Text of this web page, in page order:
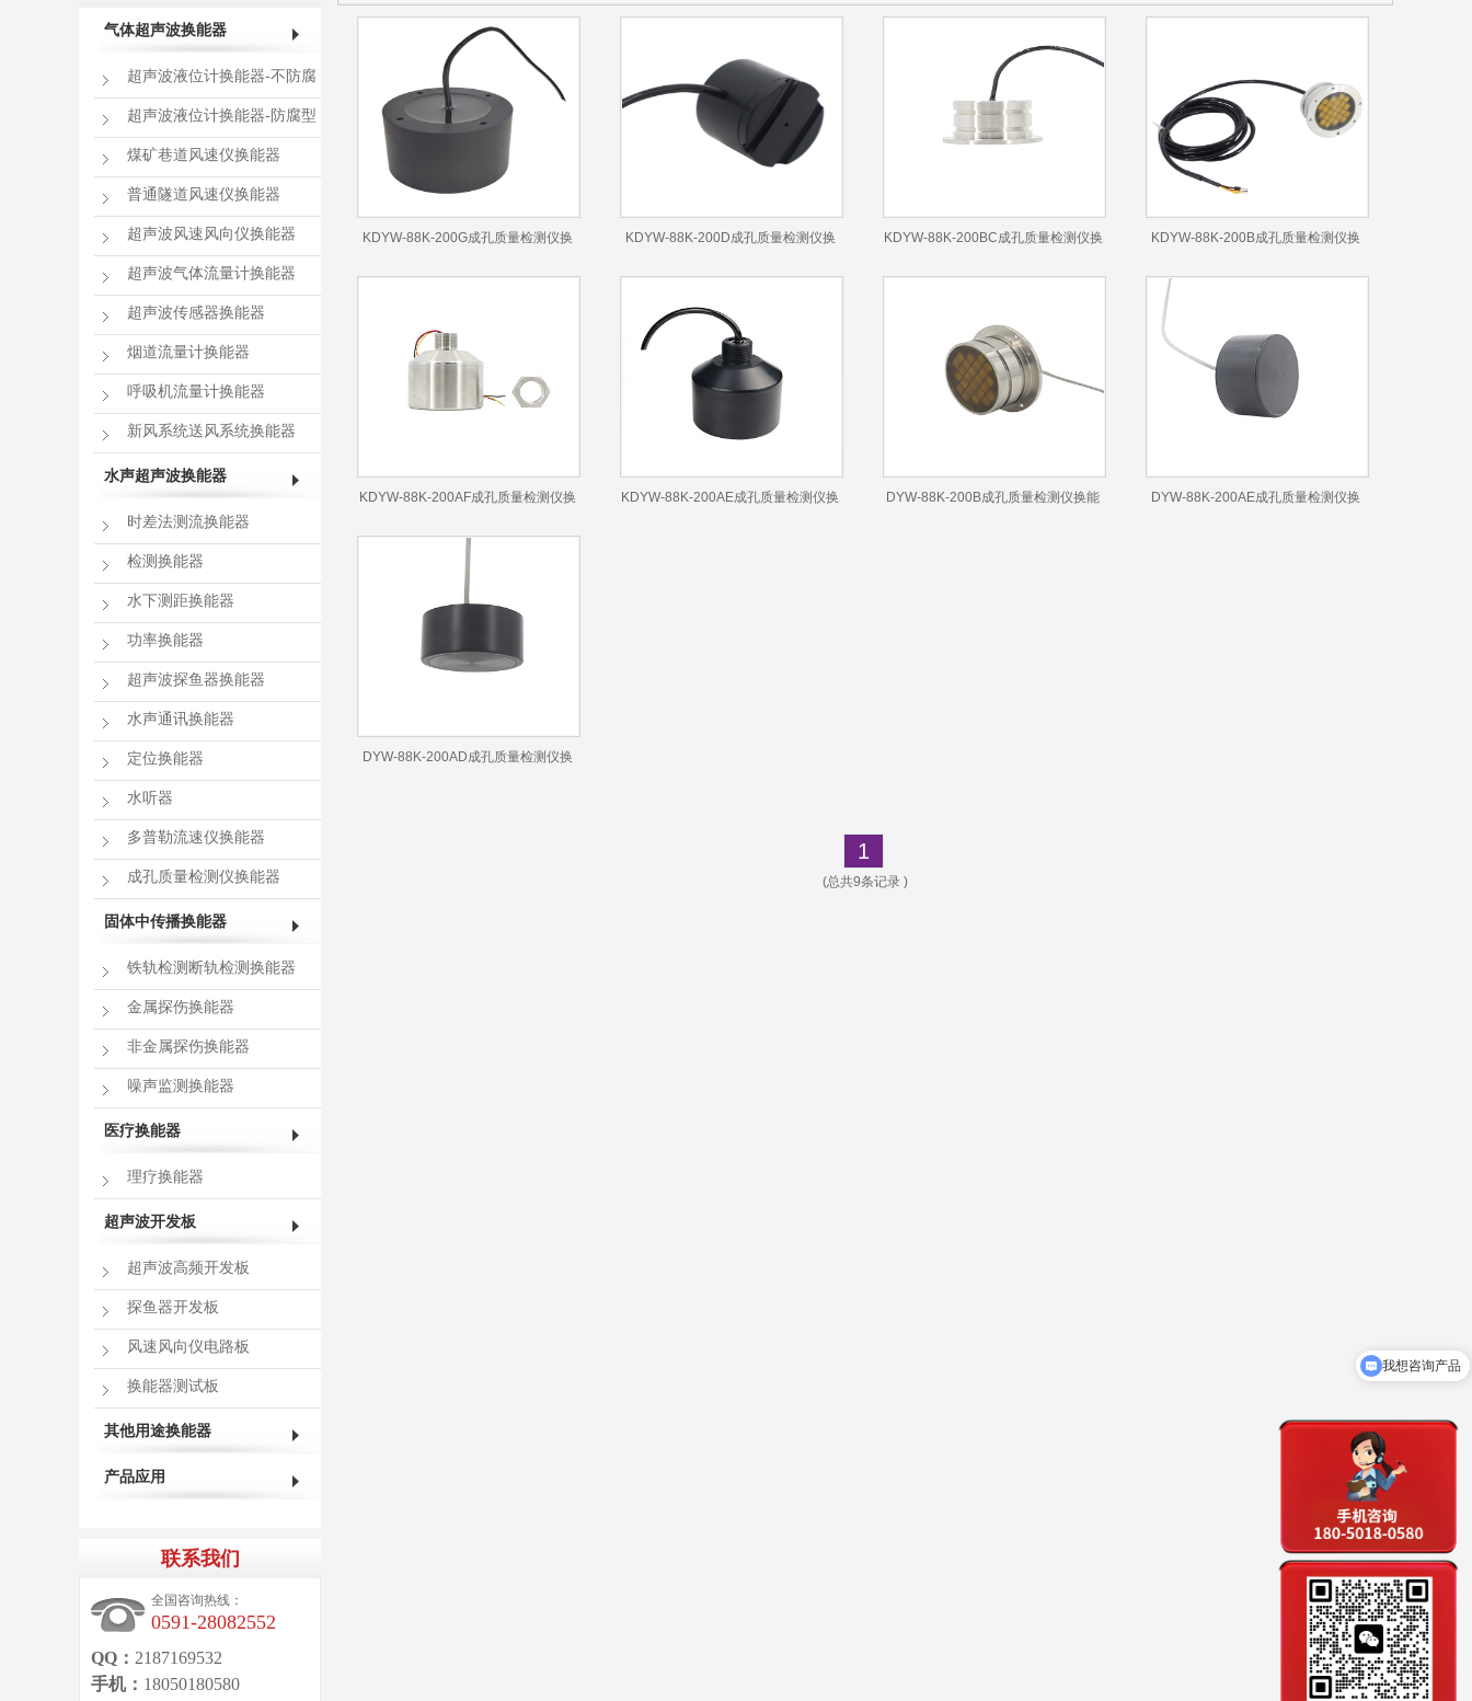
KDYW-88K-200G成孔质量检测仪换 KDYW-88K-200D成孔质量检测仪换 KDYW-88K-200BC成孔质量检测仪换 KDYW-88K-200B成孔质量检测仪换
KDYW-88K-200AF成孔质量检测仪换 KDYW-88K-200AE成孔质量检测仪换 DYW-88K-200B成孔质量检测仪换能 DYW-88K-200AE成孔质量检测仪换
DYW-88K-200AD成孔质量检测仪换
1
(总共9条记录 )
气体超声波换能器
超声波液位计换能器-不防腐
超声波液位计换能器-防腐型
煤矿巷道风速仪换能器
普通隧道风速仪换能器
超声波风速风向仪换能器
超声波气体流量计换能器
超声波传感器换能器
烟道流量计换能器
呼吸机流量计换能器
新风系统送风系统换能器
水声超声波换能器
时差法测流换能器
检测换能器
水下测距换能器
功率换能器
超声波探鱼器换能器
水声通讯换能器
定位换能器
水听器
多普勒流速仪换能器
成孔质量检测仪换能器
固体中传播换能器
铁轨检测断轨检测换能器
金属探伤换能器
非金属探伤换能器
噪声监测换能器
医疗换能器
理疗换能器
超声波开发板
超声波高频开发板
探鱼器开发板
风速风向仪电路板
换能器测试板
其他用途换能器
产品应用
联系我们
全国咨询热线：
0591-28082552
QQ： 2187169532
手机： 18050180580
售前咨询联系电话